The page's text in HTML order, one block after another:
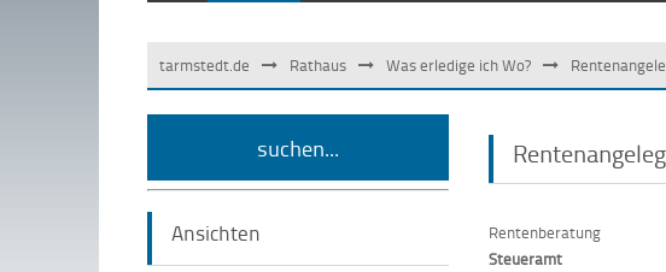
tarmstedt.de Rathaus Was erledige ich Wo?
suchen...
Ansichten
Rentenberatung
Steueramt